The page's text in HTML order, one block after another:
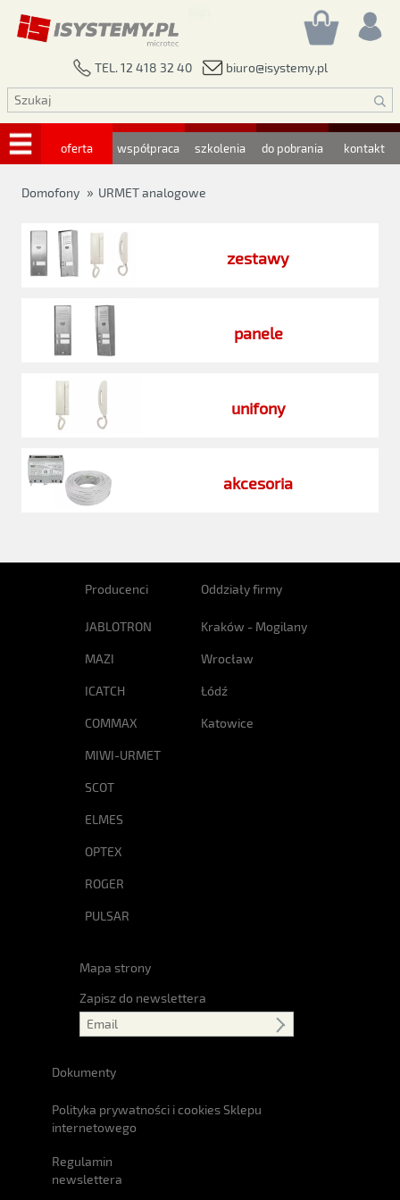
TEL. 12 418 32 40 biuro@isystemy.pl
oferta współpraca szkolenia do pobrania kontakt
Domofony » URMET analogowe
zestawy
panele
unifony
akcesoria
Producenci
JABLOTRON
MAZI
ICATCH
COMMAX
MIWI-URMET
SCOT
ELMES
OPTEX
ROGER
PULSAR
Oddziały firmy
Kraków - Mogilany
Wrocław
Łódź
Katowice
Mapa strony
Zapisz do newslettera
Dokumenty
Polityka prywatności i cookies Sklepu
internetowego
Regulamin
newslettera